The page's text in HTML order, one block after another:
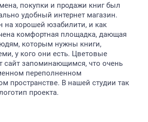
покупки и продажи книг был
удобный интернет магазин.
на хорошей юзабилити, и как
комфортная площадка, дающая
которым нужны книги,
у кого они есть. Цветовые
сайт запоминающимся, что очень
переполненном
пространстве. В нашей студии так
проекта.